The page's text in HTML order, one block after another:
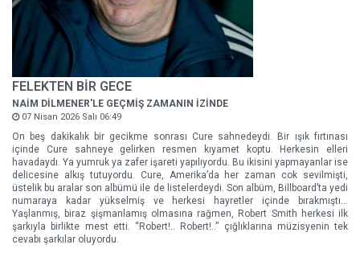
FELEKTEN BİR GECE
NAİM DİLMENER'LE GEÇMİŞ ZAMANIN İZİNDE
07 Nisan 2026 Salı 06:49
On beş dakikalık bir gecikme sonrası Cure sahnedeydi. Bir ışık fırtınası
içinde Cure sahneye gelirken resmen kıyamet koptu. Herkesin elleri
havadaydı. Ya yumruk ya zafer işareti yapılıyordu. Bu ikisini yapmayanlar ise
delicesine alkış tutuyordu. Cure, Amerika’da her zaman cok sevilmişti,
üstelik bu aralar son albümü ile de listelerdeydi. Son albüm, Billboard’ta yedi
numaraya kadar yükselmiş ve herkesi hayretler içinde bırakmıştı…
Yaşlanmış, biraz şişmanlamış olmasına rağmen, Robert Smith herkesi ilk
şarkıyla birlikte mest etti. “Robert!.. Robert!..” çığlıklarına müzisyenin tek
cevabı şarkılar oluyordu.